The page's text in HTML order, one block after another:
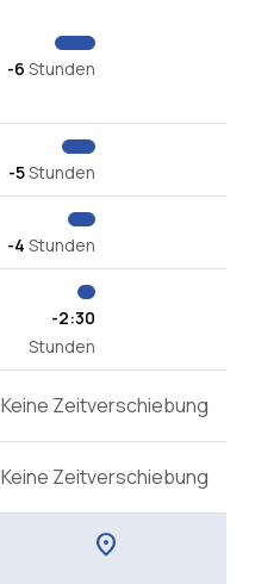
-6 Stunden
-5Stunden
-4 Stunden
-2:30
Stunden
Keine Zeitverschiebung
Keine Zeitverschiebung
location_on